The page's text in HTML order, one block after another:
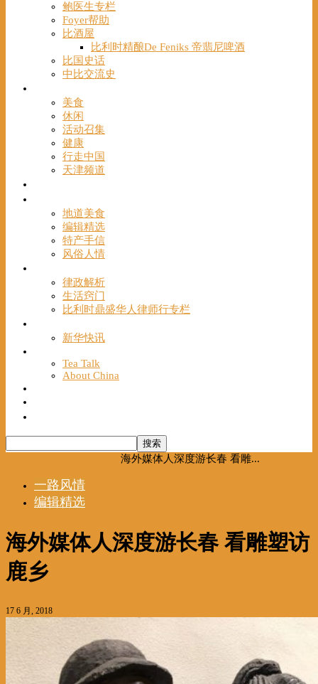
鲍医生专栏
Foyer帮助
比酒屋
比利时精酿De Feniks 帝翡尼啤酒
比国史话
中比交流史
美食
休闲
活动召集
健康
行走中国
天津频道
地道美食
编辑精选
特产手信
风俗人情
律政解析
生活窍门
比利时鼎盛华人律师行专栏
新华快讯
Tea Talk
About China
海外媒体人深度游长春 看雕...
一路风情
编辑精选
海外媒体人深度游长春 看雕塑访
鹿乡
17 6 月, 2018